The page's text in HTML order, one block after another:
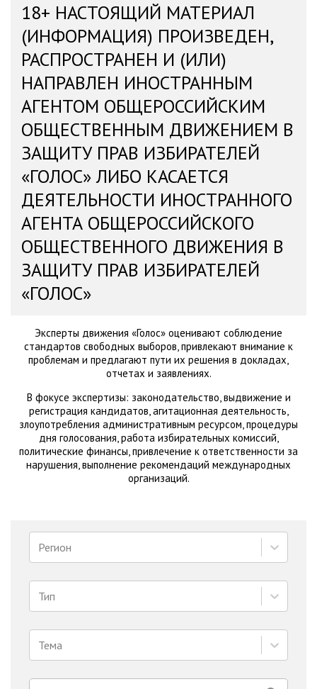
18+ НАСТОЯЩИЙ МАТЕРИАЛ
(ИНФОРМАЦИЯ) ПРОИЗВЕДЕН,
РАСПРОСТРАНЕН И (ИЛИ)
НАПРАВЛЕН ИНОСТРАННЫМ
АГЕНТОМ ОБЩЕРОССИЙСКИМ
ОБЩЕСТВЕННЫМ ДВИЖЕНИЕМ В
ЗАЩИТУ ПРАВ ИЗБИРАТЕЛЕЙ
«ГОЛОС» ЛИБО КАСАЕТСЯ
ДЕЯТЕЛЬНОСТИ ИНОСТРАННОГО
АГЕНТА ОБЩЕРОССИЙСКОГО
ОБЩЕСТВЕННОГО ДВИЖЕНИЯ В
ЗАЩИТУ ПРАВ ИЗБИРАТЕЛЕЙ
«ГОЛОС»
Эксперты движения «Голос» оценивают соблюдение
стандартов свободных выборов, привлекают внимание к
проблемам и предлагают пути их решения в докладах,
отчетах и заявлениях.
В фокусе экспертизы: законодательство, выдвижение и
регистрация кандидатов, агитационная деятельность,
злоупотребления административным ресурсом, процедуры
дня голосования, работа избирательных комиссий,
политические финансы, привлечение к ответственности за
нарушения, выполнение рекомендаций международных
организаций.
Регион
Тип
Тема